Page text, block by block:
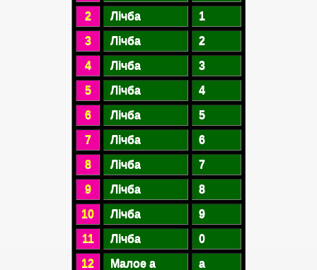
2 Лічба 1
3 Лічба 2
4 Лічба 3
5 Лічба 4
6 Лічба 5
7 Лічба 6
8 Лічба 7
9 Лічба 8
10 Лічба 9
11 Лічба 0
12 Малое а а